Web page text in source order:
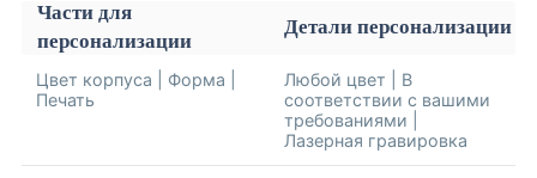
Части для
персонализации
Детали персонализации
Цвет корпуса | Форма |
Печать
Любой цвет | В
соответствии с вашими
требованиями |
Лазерная гравировка